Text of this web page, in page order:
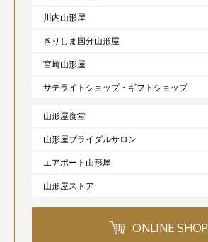
川内山形屋
きりしま国分山形屋
宮崎山形屋
サテライトショップ・ギフトショップ
山形屋食堂
山形屋ブライダルサロン
エアポート山形屋
山形屋ストア
ONLINE SHOP